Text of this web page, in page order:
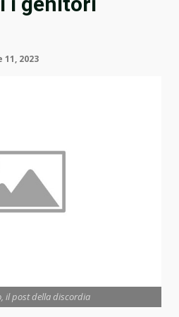
11, 2023
il post della discordia